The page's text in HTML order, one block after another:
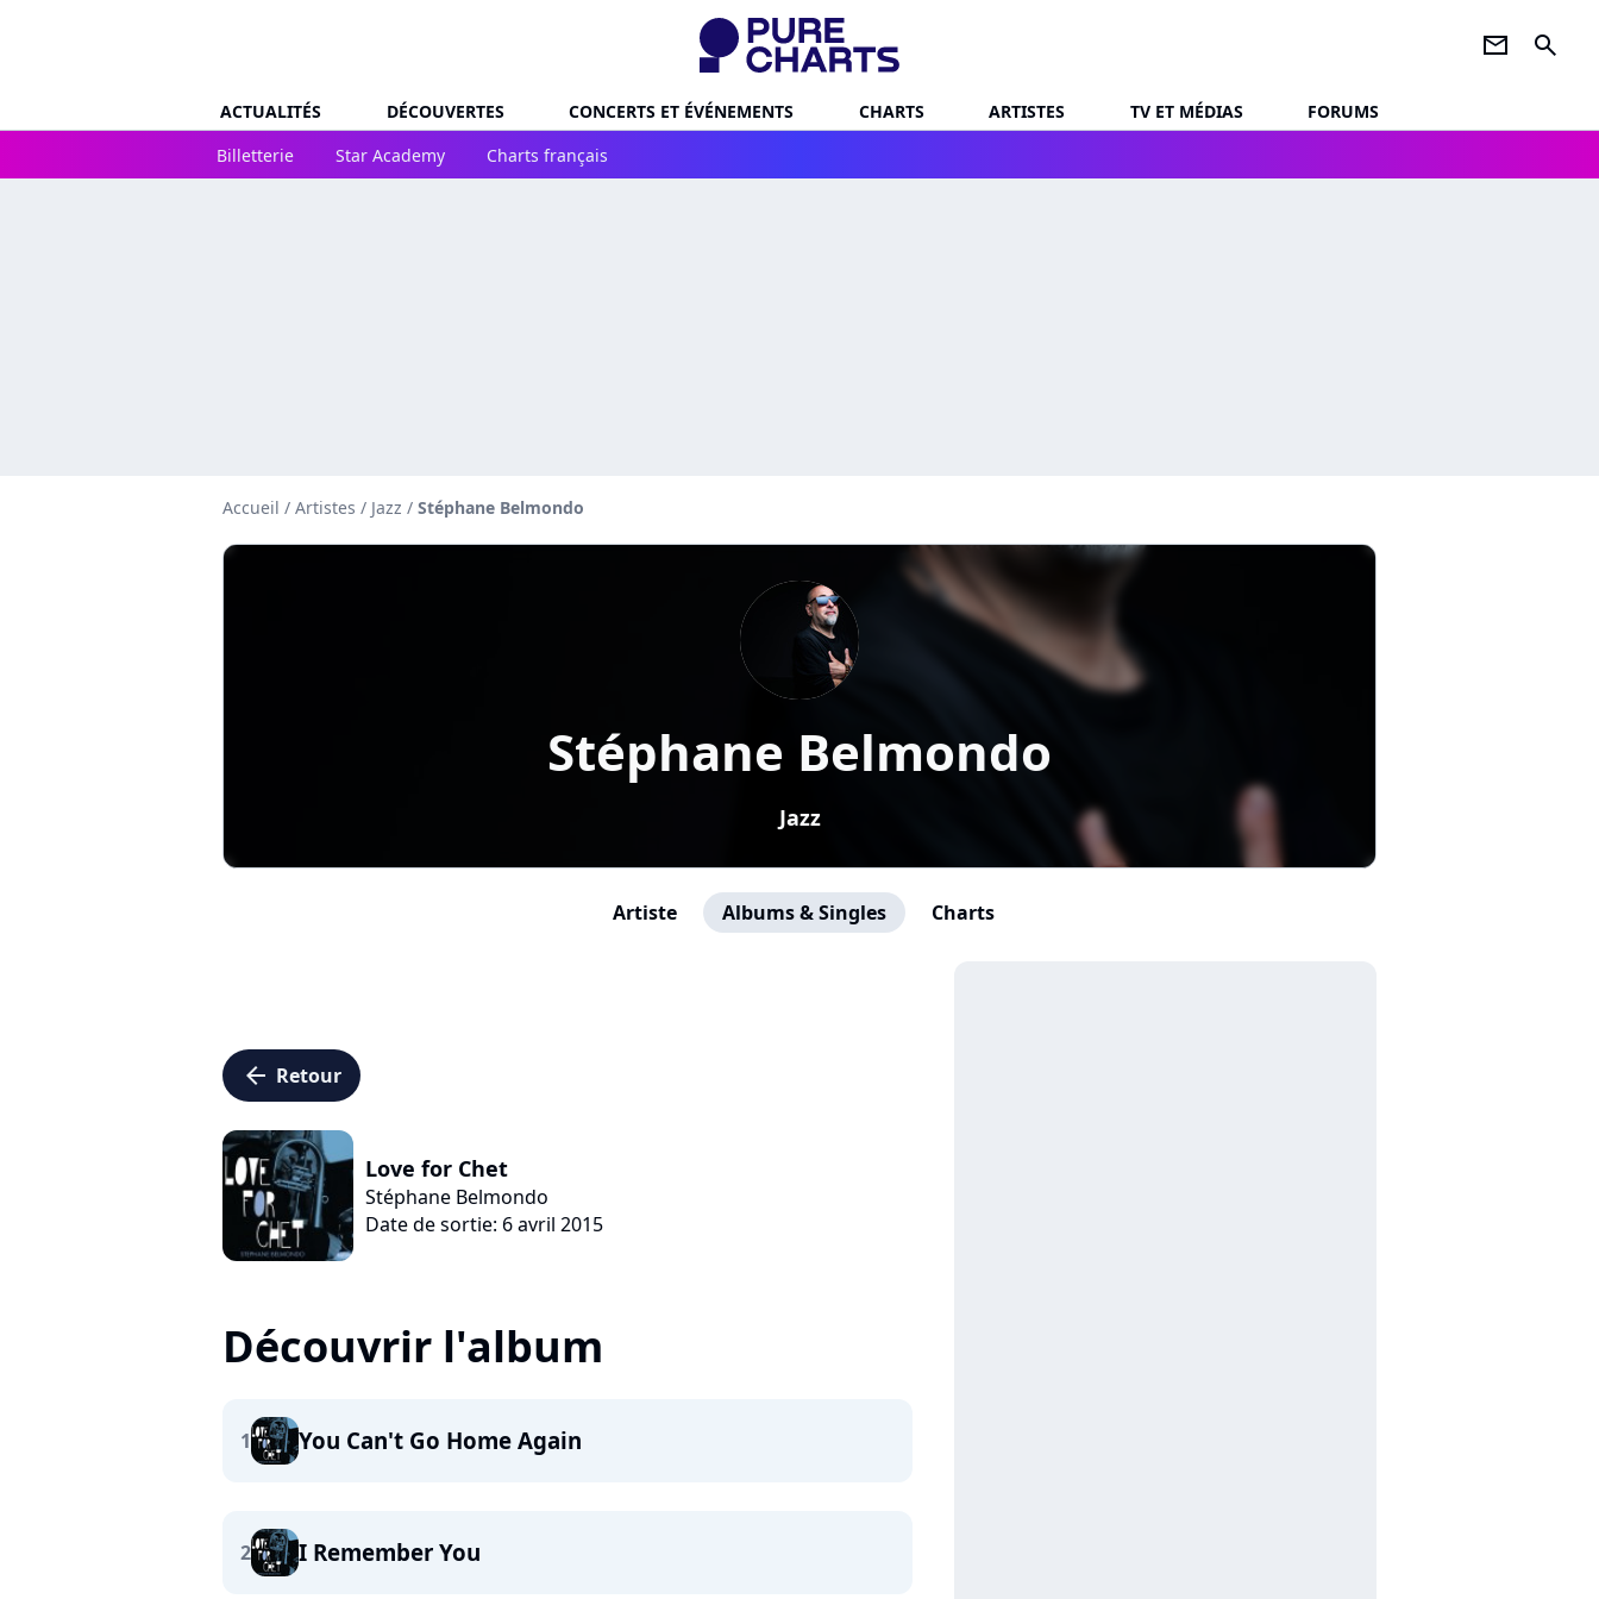
newsletter search
ACTUALITÉS DÉCOUVERTES CONCERTS ET ÉVÉNEMENTS CHARTS ARTISTES TV ET MÉDIAS
FORUMS
Billetterie
Star Academy Charts français
Accueil / Artistes / Jazz / Stéphane Belmondo
Stéphane Belmondo
Jazz
Artiste Albums & Singles Charts
arrow_left Retour
Love for Chet
Stéphane Belmondo
Date de sortie: 6 avril 2015
Découvrir l'album
1 You Can't Go Home Again
2 I Remember You